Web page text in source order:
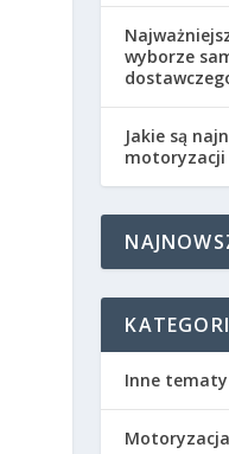
wyborze
Jakie są
Inne tematy
Motoryzacja